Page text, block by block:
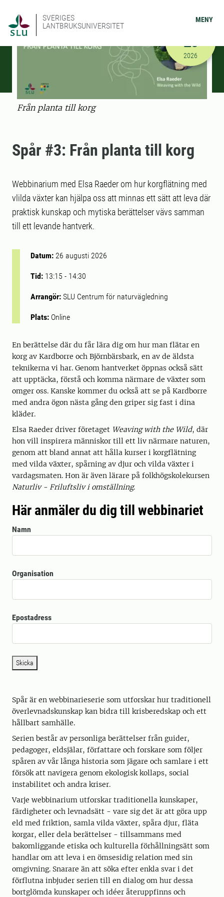
SVERIGES
LANTBRUKSUNIVERSITET
MENY
Från planta till korg
2026-08-
26
2026
Spår #3: Från planta till korg
Webbinarium med Elsa Raeder om hur korgflätning med
vlilda växter kan hjälpa oss att minnas ett sätt att leva där
praktisk kunskap och mytiska berättelser vävs samman
till ett levande hantverk.
Datum: 26 augusti 2026
Tid: 13:15 - 14:30
Arrangör: SLU Centrum för naturvägledning
Plats: Online
En berättelse där du får lära dig om hur man flätar en
korg av Kardborre och Björnbärsbark, en av de äldsta
teknikerna vi har. Genom hantverket öppnas också sätt
att upptäcka, förstå och komma närmare de växter som
omger oss. Kanske kommer du också att se på Kardborre
med andra ögon nästa gång den griper sig fast i dina
kläder.
Elsa Raeder driver företaget Weaving with the Wild, där
hon vill inspirera människor till ett liv närmare naturen,
genom att bland annat att hålla kurser i korgflätning
med vilda växter, spårning av djur och vilda växter i
vardagsmaten. Hon är även lärare på folkhögskolekursen
Naturliv - Friluftsliv i omställning.
Här anmäler du dig till webbinariet
Namn
Organisation
Epostadress
Skicka
Spår är en webbinarieserie som utforskar hur traditionell
överlevnadskunskap kan bidra till krisberedskap och ett
hållbart samhälle.
Serien består av personliga berättelser från guider,
pedagoger, eldsjälar, författare och forskare som följer
spåren av vår långa historia som jägare och samlare i ett
försök att navigera genom ekologisk kollaps, social
instabilitet och andra kriser.
Varje webbinarium utforskar traditionella kunskaper,
färdigheter och levnadsätt - vare sig det är att göra upp
eld med friktion, samla vilda växter, spåra djur, fläta
korgar, eller dela berättelser - tillsammans med
bakomliggande etiska och kulturella förhållningsätt som
handlar om att leva i en ömsesidig relation med sin
omgivning. Snarare än att söka efter enkla svar i det
förflutna inbjuder serien till en dialog om hur dessa
bortglömda kunskaper och idéer återuppfinns och